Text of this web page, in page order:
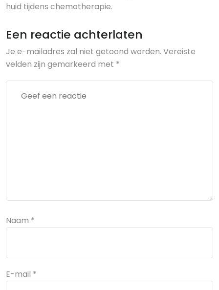
huid tijdens chemotherapie.
Een reactie achterlaten
Je e-mailadres zal niet getoond worden. Vereiste
velden zijn gemarkeerd met *
Naam *
E-mail *